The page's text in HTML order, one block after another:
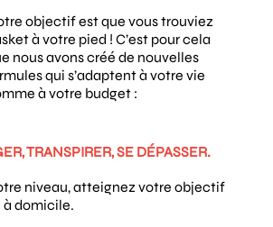
objectif est que vous trouviez
à votre pied ! C’est pour cela
nous avons créé de nouvelles
qui s’adaptent à votre vie
à votre budget :
TRANSPIRER, SE DÉPASSER.
niveau, atteignez votre objectif
domicile.